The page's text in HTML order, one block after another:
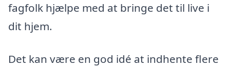
fagfolk hjælpe med at bringe det til live i
dit hjem.
Det kan være en god idé at indhente flere